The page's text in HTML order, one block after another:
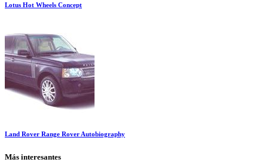
Lotus Hot Wheels Concept
Land Rover Range Rover Autobiography
Más interesantes